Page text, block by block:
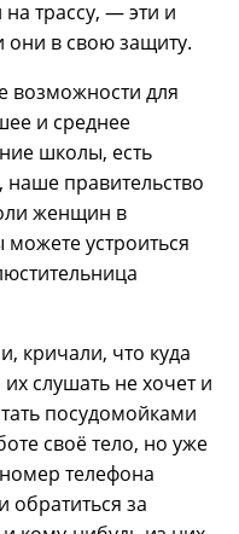
трассу, — эти и
они в свою защиту.
возможности для
и среднее
школы, есть
правительство
женщин в
устроиться
кричали, что куда
слушать не хочет и
посудомойками
своё тело, но уже
телефона
за